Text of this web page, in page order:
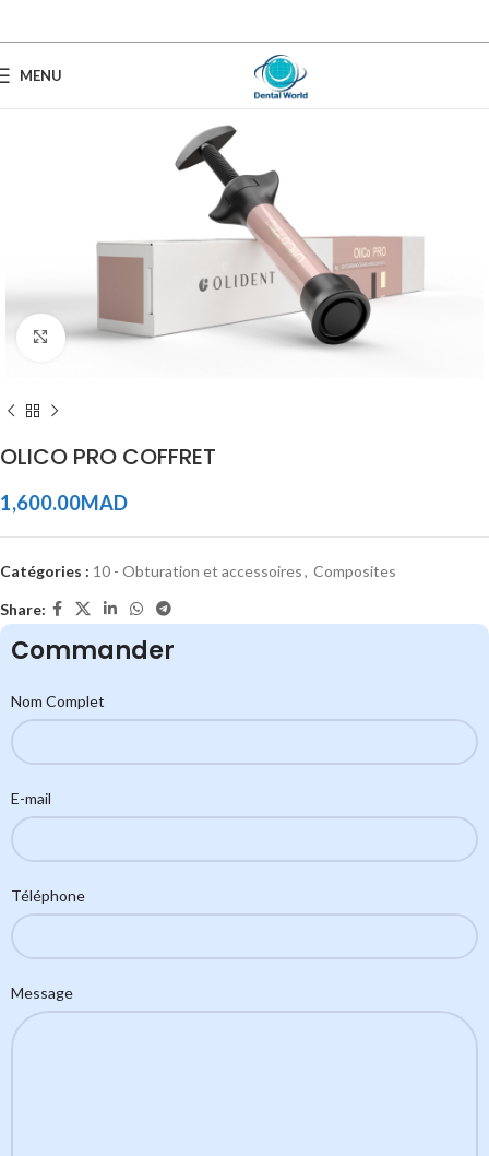
MENU
Click to enlarge
OLICO PRO COFFRET
1,600.00MAD
Catégories : 10 - Obturation et accessoires, Composites
Share:
Commander
Nom Complet
E-mail
Téléphone
Message